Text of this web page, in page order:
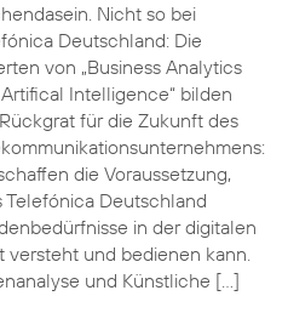
Nicht so bei
Deutschland: Die
von „Business Analytics
Intelligence“ bilden
für die Zukunft des
die Voraussetzung,
Telefónica Deutschland
in der digitalen
versteht und bedienen kann.
und Künstliche […]